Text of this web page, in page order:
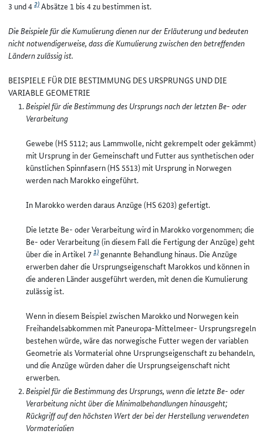
3 und 42)Absätze 1 bis 4 zu bestimmen ist.
Die Beispiele für die Kumulierung dienen nur der Erläuterung und bedeuten
nicht notwendigerweise, dass die Kumulierung zwischen den betreffenden
Ländern zulässig ist.
BEISPIELE FÜR DIE BESTIMMUNG DES URSPRUNGS UND DIE
VARIABLE GEOMETRIE
Beispiel für die Bestimmung des Ursprungs nach der letzten Be- oder
Verarbeitung
Gewebe (HS 5112; aus Lammwolle, nicht gekrempelt oder gekämmt)
mit Ursprung in der Gemeinschaft und Futter aus synthetischen oder
künstlichen Spinnfasern (HS 5513) mit Ursprung in Norwegen
werden nach Marokko eingeführt.
In Marokko werden daraus Anzüge (HS 6203) gefertigt.
Die letzte Be- oder Verarbeitung wird in Marokko vorgenommen; die
Be- oder Verarbeitung (in diesem Fall die Fertigung der Anzüge) geht
über die in Artikel 71)genannte Behandlung hinaus. Die Anzüge
erwerben daher die Ursprungseigenschaft Marokkos und können in
die anderen Länder ausgeführt werden, mit denen die Kumulierung
zulässig ist.
Wenn in diesem Beispiel zwischen Marokko und Norwegen kein
Freihandelsabkommen mit Paneuropa-Mittelmeer- Ursprungsregeln
bestehen würde, wäre das norwegische Futter wegen der variablen
Geometrie als Vormaterial ohne Ursprungseigenschaft zu behandeln,
und die Anzüge würden daher die Ursprungseigenschaft nicht
erwerben.
Beispiel für die Bestimmung des Ursprungs, wenn die letzte Be- oder
Verarbeitung nicht über die Minimalbehandlungen hinausgeht;
Rückgriff auf den höchsten Wert der bei der Herstellung verwendeten
Vormaterialien